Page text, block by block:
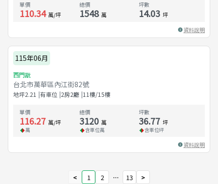
單價
110.34 萬/坪
總價
1548 萬
坪數
14.03 坪
資料說明
115年06月
西門翫
台北市萬華區內江街82號
地坪2.21 有車位 2房2廳 11樓/15樓
單價
116.27 萬/坪
萬
總價
3120 萬
含車位萬
坪數
36.77 坪
含車位坪
資料說明
< 1 2 ⋯ 13 >